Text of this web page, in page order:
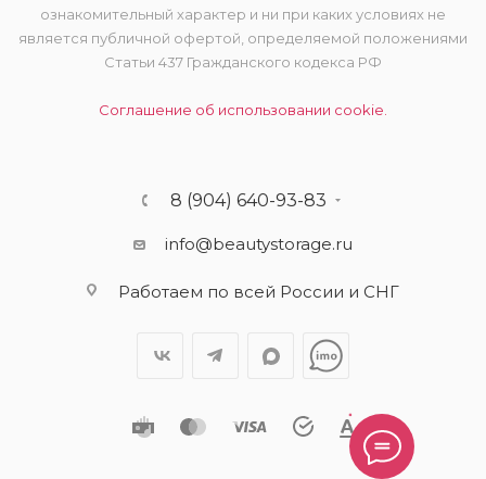
ознакомительный характер и ни при каких условиях не
является публичной офертой, определяемой положениями
Статьи 437 Гражданского кодекса РФ
Соглашение об использовании cookie.
8 (904) 640-93-83
info@beautystorage.ru
Работаем по всей России и СНГ